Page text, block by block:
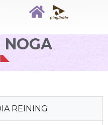
NOGA
REINING